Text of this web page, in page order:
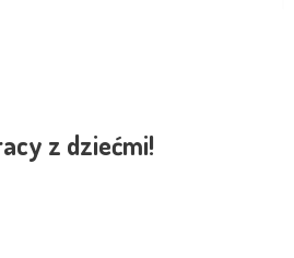
z dziećmi!